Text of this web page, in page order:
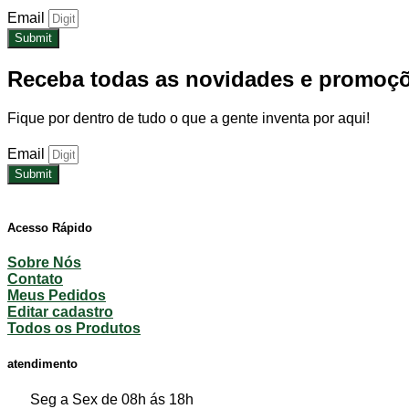
Email
Submit
Receba todas as novidades e
Fique por dentro de tudo o que a gente inventa por aqui!
Email
Submit
Acesso Rápido​
Sobre Nós
Contato
Meus Pedidos
Editar cadastro
Todos os Produtos
atendimento
Seg a Sex de 08h ás 18h